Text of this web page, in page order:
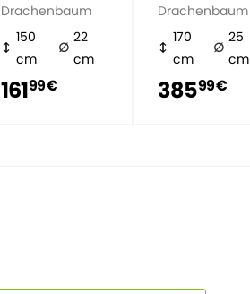
Drachenbaum
150
cm
22
cm
16199 €
Drachenbaum
170
cm
25
cm
38599 €